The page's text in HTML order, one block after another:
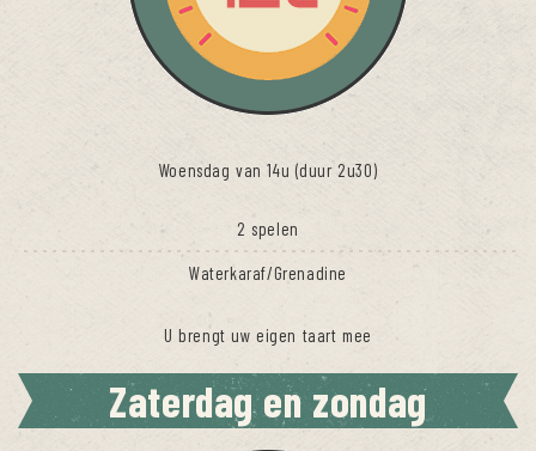
Woensdag van 14u (duur 2u30)
2 spelen
Waterkaraf/Grenadine
U brengt uw eigen taart mee
Zaterdag en zondag